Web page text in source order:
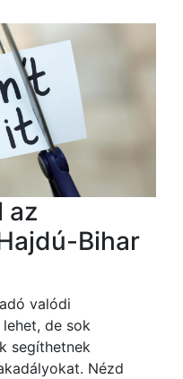
az
Bihar
valódi
de sok
segíthetnek
Nézd